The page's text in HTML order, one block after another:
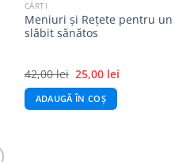
CĂRȚI
Meniuri și Rețete pentru un
slăbit sănătos
42,00lei Prețul
inițial
a
fost:
42,00 lei.
25,00 leiPrețul
curent
ADAUGĂ ÎN COȘ